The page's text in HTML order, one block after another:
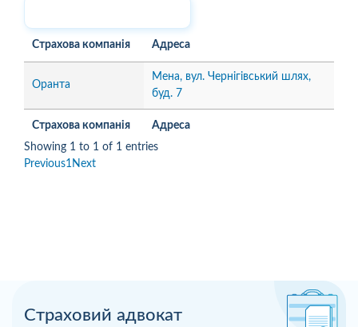
Страховий адвокат
Страхова компанія Адреса
Страхова компанія Адреса
Оранта
Мена, вул. Чернігівський шлях,
буд. 7
Showing 1 to 1 of 1 entries
Previous1Next